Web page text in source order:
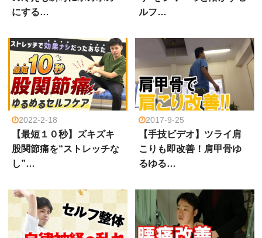
にする…
ルフ…
2022-2-18
【最短１０秒】ズキズキ
股関節痛を“ストレッチな
し”…
2017-9-25
【手技ビデオ】ツライ肩
こりも即改善！肩甲骨ゆ
るゆる…